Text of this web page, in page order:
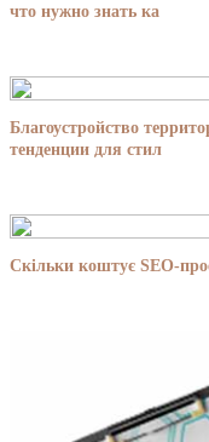
что нужно знать ка
Благоустройство
тенденции для стил
Скільки коштує SEO-